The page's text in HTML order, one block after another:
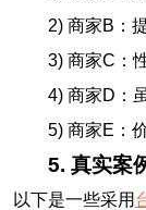
2) 商家B：
3) 商家C：
4) 商家D：
5) 商家E：
5. 真实案
以下是一些采用